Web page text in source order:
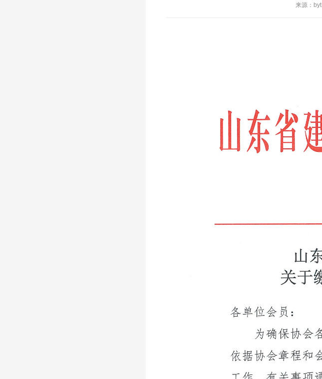
来源：byt